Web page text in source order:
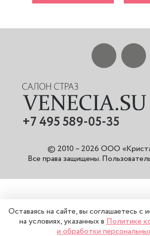
+7 495 589-05-35
© 2010 – 2026 ООО
Все права защищены.
Оставаясь на сайте, вы соглашаетесь с
на условиях, указанных вПолитике
и обработки